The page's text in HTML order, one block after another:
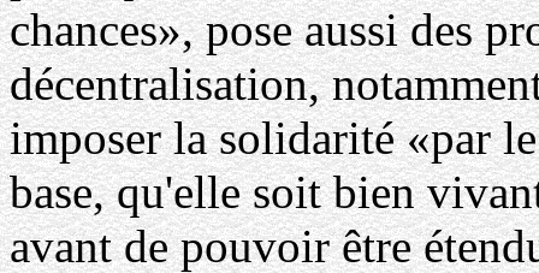
chances», pose aussi des
décentralisation,
imposer la solidarité «par
base, qu'elle soit bien
avant de pouvoir être